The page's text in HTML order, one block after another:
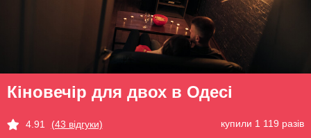
Кіновечір для двох в Одесі
4.91 (43 відгуки) купили 1 119 разів